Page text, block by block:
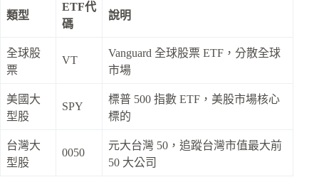
類型
ETF代
碼
說明
全球股
票
VT
Vanguard 全球股票 ETF，分散全球
市場
美國大
型股
SPY
標普 500 指數 ETF，美股市場核心
標的
台灣大
型股
0050
元大台灣 50，追蹤台灣市值最大前
50 大公司